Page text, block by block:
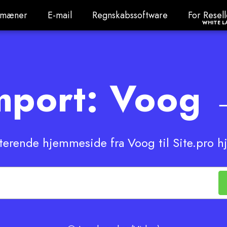
E-mail
E-mail Regnskabssoftware
Regnskabssoftware For
For
WHITE
Voog
hjemmeside fra Voog til Site.pro